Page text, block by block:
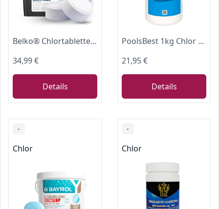
Belko® Chlortabletten für Pools Multitabs 5 in 1-200g Tabs Multi Chlortabletten - 5kg mit 5 Phasen Pflegewirkung für für die sichere und saubere Poolpflege - hygienisches Poolwasser
34,99 €
Details
PoolsBest 1kg Chlor Mini Multitabs 5 in 1 I 20g Mini Chlortabletten für Pool/Whirlpool/Aufstellpool & Planschbecken I All in One Poolpflege Tabs I Reinigungstablette für Pools bis 20m³
21,95 €
Details
-
Chlor
-
Chlor